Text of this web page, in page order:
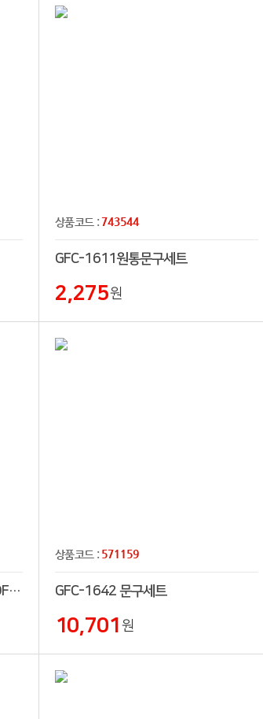
상품코드 :743544
GFC-1611원통문구세트
2,275원
하우지 데스크 온열 매트 : 제작 : OFD043
상품코드 : 571159
GFC-1642 문구세트
10,701 원